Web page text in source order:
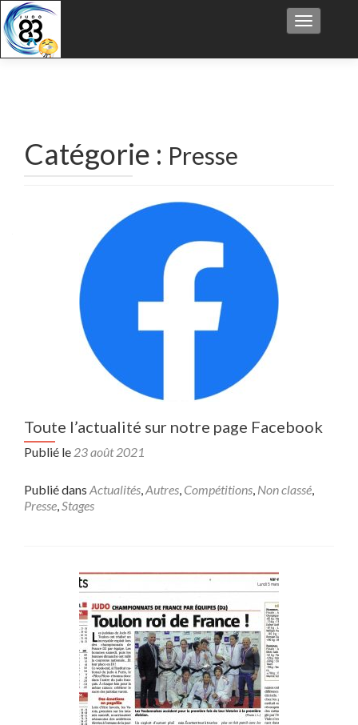
Afficher/
Catégorie : Presse
Toute l’actualité sur notre page Facebook
Publié le 23 août 2021
Publié dans Actualités,Autres, Compétitions, Non classé,
Presse,Stages
Navigation
articles